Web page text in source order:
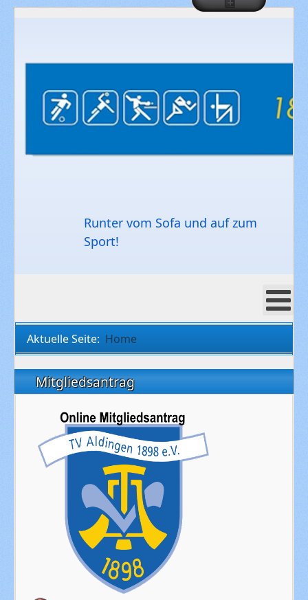
Runter vom Sofa und auf zum
Sport!
Aktuelle Seite: Home
Mitgliedsantrag